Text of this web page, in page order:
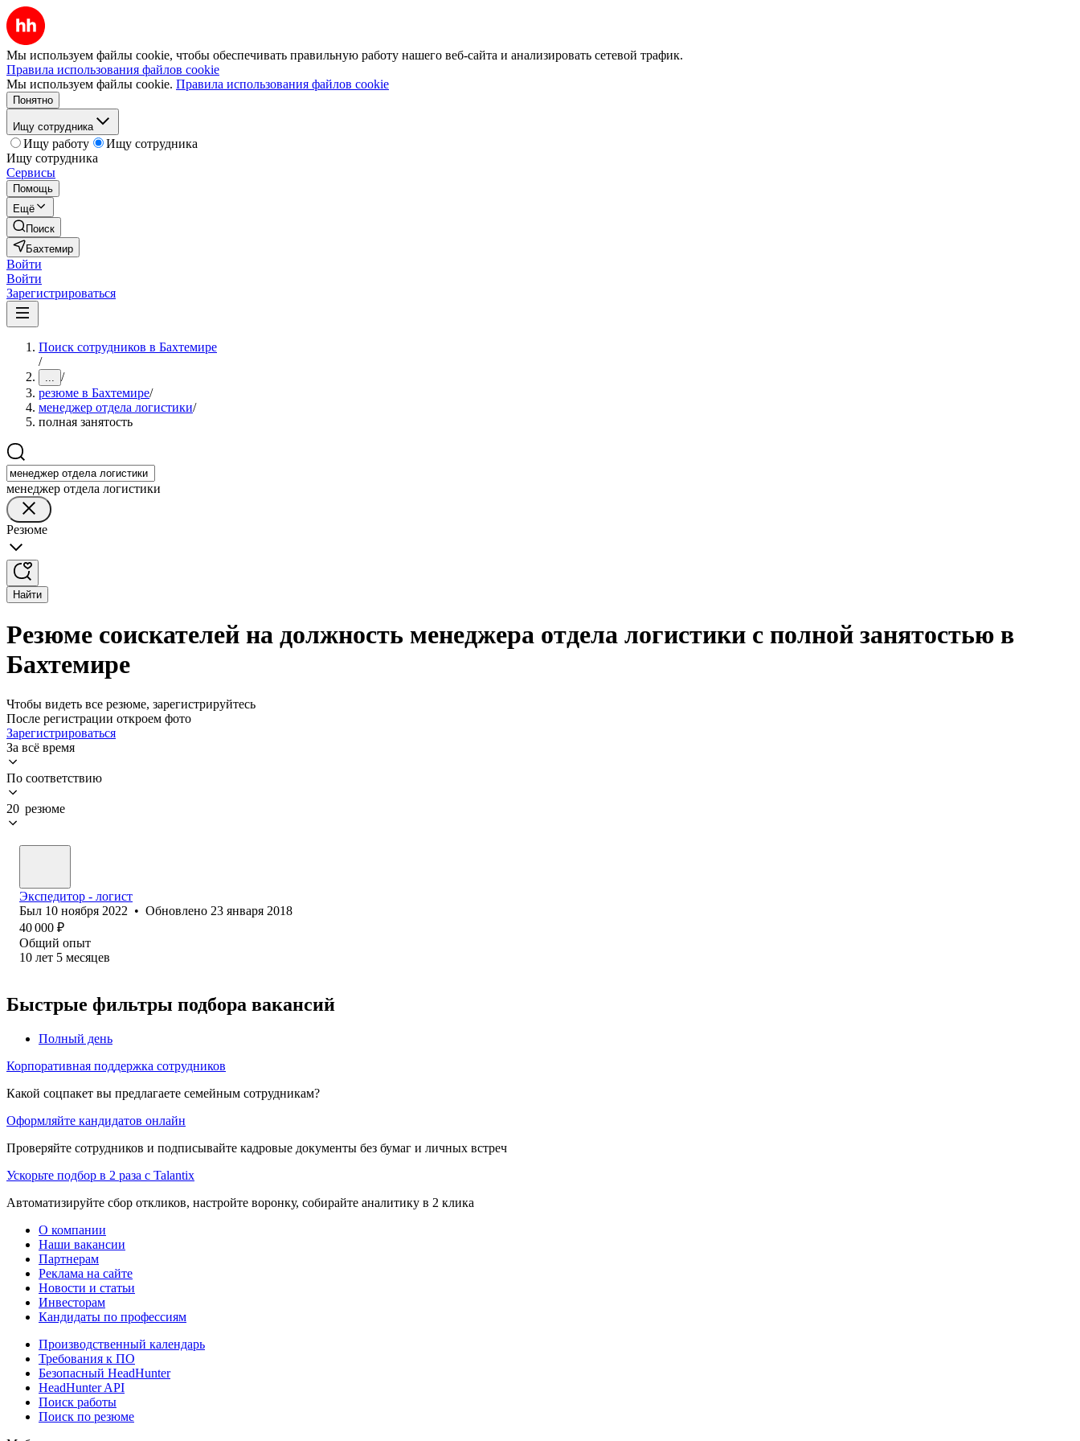
Мы используем файлы cookie, чтобы обеспечивать правильную работу нашего веб-сайта и анализировать сетевой трафик.
Правила использования файлов cookie
Мы используем файлы cookie. Правила использования файлов cookie
Понятно
Ищу сотрудника
Ищу работу
Ищу сотрудника
Ищу сотрудника
Сервисы
Помощь
Ещё
Поиск
Бахтемир
Войти
Войти
Зарегистрироваться
Поиск сотрудников в Бахтемире
/
... /
резюме в Бахтемире/
менеджер отдела логистики/
полная занятость
менеджер отдела логистики
Резюме
Найти
Резюме соискателей на должность менеджера отдела логистики с полной занятостью в
Бахтемире
Чтобы видеть все резюме, зарегистрируйтесь
После регистрации откроем фото
Зарегистрироваться
За всё время
По соответствию
20 резюме
Экспедитор - логист
Был 10 ноября 2022 • Обновлено 23 января 2018
40 000 ₽
Общий опыт
10 лет 5 месяцев
Быстрые фильтры подбора вакансий
Полный день
Корпоративная поддержка сотрудников
Какой соцпакет вы предлагаете семейным сотрудникам?
Оформляйте кандидатов онлайн
Проверяйте сотрудников и подписывайте кадровые документы без бумаг и личных встреч
Ускорьте подбор в 2 раза с Talantix
Автоматизируйте сбор откликов, настройте воронку, собирайте аналитику в 2 клика
О компании
Наши вакансии
Партнерам
Реклама на сайте
Новости и статьи
Инвесторам
Кандидаты по профессиям
Производственный календарь
Требования к ПО
Безопасный HeadHunter
HeadHunter API
Поиск работы
Поиск по резюме